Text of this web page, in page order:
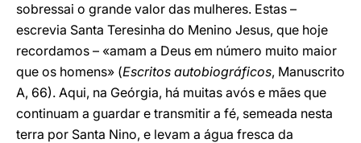
sobressai o grande valor das mulheres. Estas –
escrevia Santa Teresinha do Menino Jesus, que hoje
recordamos – «amam a Deus em número muito maior
que os homens» (Escritos autobiográficos, Manuscrito
A, 66). Aqui, na Geórgia, há muitas avós e mães que
continuam a guardar e transmitir a fé, semeada nesta
terra por Santa Nino, e levam a água fresca da